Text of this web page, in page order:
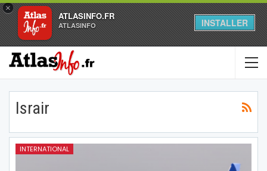
×
ATLASINFO.FR
ATLASINFO INSTALLER
Israir
INTERNATIONAL